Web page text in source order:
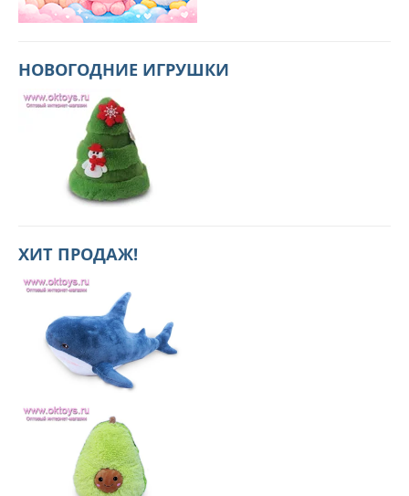
НОВОГОДНИЕ ИГРУШКИ
ХИТ ПРОДАЖ!